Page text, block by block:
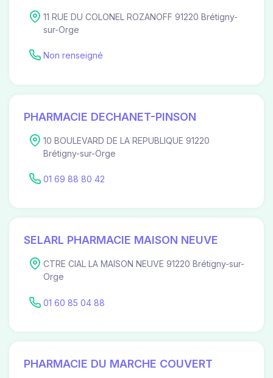
11 RUE DU COLONEL ROZANOFF 91220 Brétigny-
sur-Orge
Non renseigné
PHARMACIE DECHANET-PINSON
10 BOULEVARD DE LA REPUBLIQUE 91220
Brétigny-sur-Orge
01 69 88 80 42
SELARL PHARMACIE MAISON NEUVE
CTRE CIAL LA MAISON NEUVE 91220 Brétigny-sur-
Orge
01 60 85 04 88
PHARMACIE DU MARCHE COUVERT